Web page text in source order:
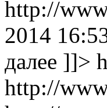
http://
2014
далее ]]>
http://